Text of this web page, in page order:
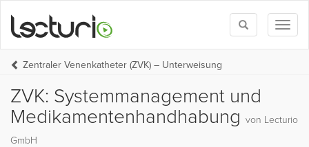
Toggle
search
Zentraler Venenkatheter (ZVK) – Unterweisung
ZVK: Systemmanagement und
Medikamentenhandhabung von Lecturio
GmbH